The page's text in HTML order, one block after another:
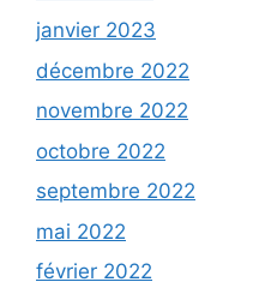
janvier 2023
décembre 2022
novembre 2022
octobre 2022
septembre 2022
mai 2022
février 2022